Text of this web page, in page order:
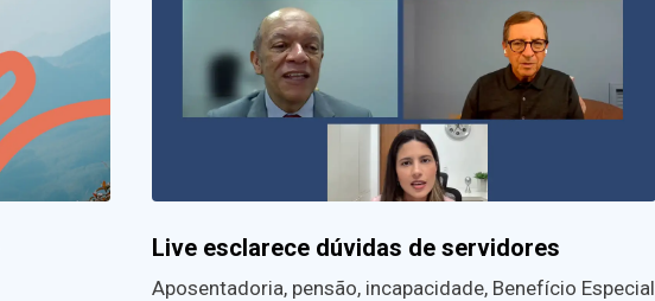
Live esclarece dúvidas de servidores
Aposentadoria, pensão, incapacidade, Benefício Especial